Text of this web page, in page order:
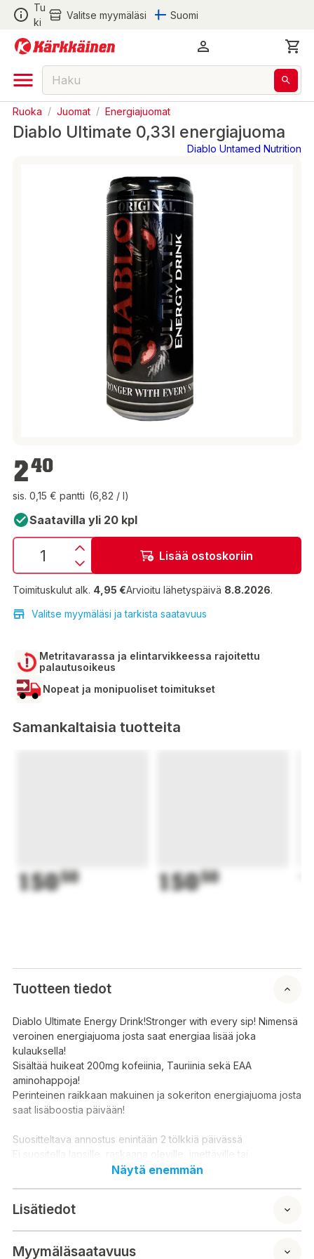
Tu
ki
Valitse myymäläsi Suomi
Ruoka / Juomat / Energiajuomat
Diablo Ultimate 0,33l energiajuoma
Diablo Untamed Nutrition
2,40 €
240
sis. 0,15 € pantti (6,82 / l)
Saatavilla yli 20 kpl
Lisää ostoskoriin
Toimituskulut alk. 4,95 €Arvioitu lähetyspäivä 8.8.2026.
Valitse myymäläsi ja tarkista saatavuus
Metritavarassa ja elintarvikkeessa rajoitettu
palautusoikeus
Nopeat ja monipuoliset toimitukset
Samankaltaisia tuotteita
15050 15050
Tuotteen tiedot
Diablo Ultimate Energy Drink!Stronger with every sip! Nimensä
veroinen energiajuoma josta saat energiaa lisää joka
kulauksella!
Sisältää huikeat 200mg kofeiinia, Tauriinia sekä EAA
aminohappoja!
Perinteinen raikkaan makuinen ja sokeriton energiajuoma josta
saat lisäboostia päivään!
Suositteltava annostus enintään 2 tölkkiä päivässä
Ei suositella lapsille, raskaana oleville, imettäville tai
kofeiiniherkille henkilöille. Sisältää makeutusaineita.
Ainesosat:
Hiilihapotettu vesi, omenahappo, haaraketjuiset
Näytä enemmän
Lisätiedot
Myymäläsaatavuus